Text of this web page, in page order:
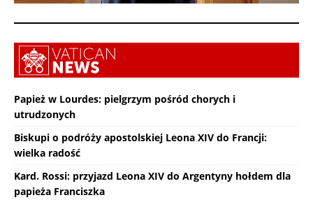
Papież w Lourdes: pielgrzym pośród chorych i
utrudzonych
Biskupi o podróży apostolskiej Leona XIV do Francji:
wielka radość
Kard. Rossi: przyjazd Leona XIV do Argentyny hołdem dla
papieża Franciszka